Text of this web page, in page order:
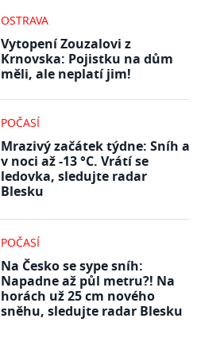
OSTRAVA
Vytopení Zouzalovi z
Krnovska: Pojistku na dům
měli, ale neplatí jim!
POČASÍ
Mrazivý začátek týdne: Sníh a
v noci až -13 °C. Vrátí se
ledovka, sledujte radar
Blesku
POČASÍ
Na Česko se sype sníh:
Napadne až půl metru?! Na
horách už 25 cm nového
sněhu, sledujte radar Blesku